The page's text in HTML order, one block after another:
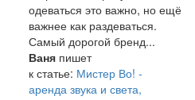
одеваться это важно, но ещё
важнее как раздеваться.
Самый дорогой бренд...
Ваня пишет
к статье: Мистер Во! -
аренда звука и света,